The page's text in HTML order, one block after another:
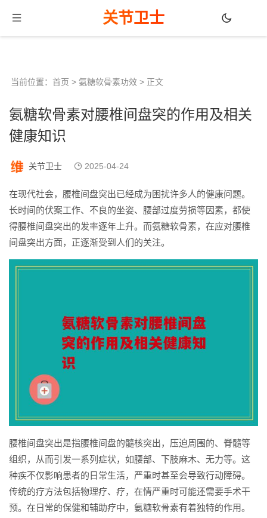
关节卫士
当前位置： 首页 > 氨糖软骨素功效 > 正文
氨糖软骨素对腰椎间盘突的作用及相关
健康知识
关节卫士 2025-04-24
在现代社会，腰椎间盘突出已经成为困扰许多人的健康问题。
长时间的伏案工作、不良的坐姿、腰部过度劳损等因素，都使
得腰椎间盘突出的发率逐年上升。而氨糖软骨素，在应对腰椎
间盘突出方面，正逐渐受到人们的关注。
腰椎间盘突出是指腰椎间盘的髓核突出，压迫周围的、脊髓等
组织，从而引发一系列症状，如腰部、下肢麻木、无力等。这
种疾不仅影响患者的日常生活，严重时甚至会导致行动障碍。
传统的疗方法包括物理疗、疗，在情严重时可能还需要手术干
预。在日常的保健和辅助疗中，氨糖软骨素有着独特的作用。